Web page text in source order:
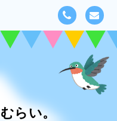
らい。